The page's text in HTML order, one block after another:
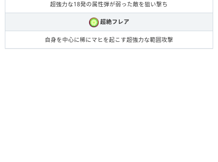
超強力な18発の属性弾が弱った敵を狙い撃ち
超絶フレア
自身を中心に稀にマヒを起こす超強力な範囲攻撃